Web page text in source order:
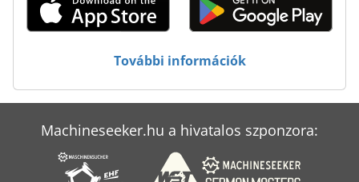
Ös Eszköz
További információk
Machineseeker.hu a hivatalos szponzora: